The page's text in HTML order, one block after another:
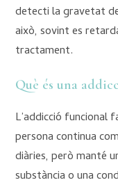
detecti la gravetat
això, sovint es
tractament.
Què és una
L’addicció funcional
persona continua
diàries, però manté
substància o una